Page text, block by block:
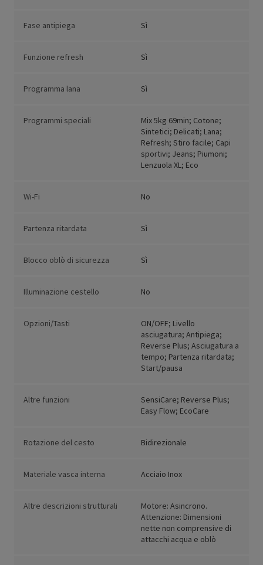
Fase antipiega Sì
Funzione refresh Sì
Programma lana Sì
Programmi speciali
Mix 5kg 69min; Cotone;
Sintetici; Delicati; Lana;
Refresh; Stiro facile; Capi
sportivi; Jeans; Piumoni;
Lenzuola XL; Eco
Wi-Fi No
Partenza ritardata Sì
Blocco oblò di sicurezza Sì
Illuminazione cestello No
Opzioni/Tasti
ON/OFF; Livello
asciugatura; Antipiega;
Reverse Plus; Asciugatura a
tempo; Partenza ritardata;
Start/pausa
Altre funzioni
SensiCare; Reverse Plus;
Easy Flow; EcoCare
Rotazione del cesto Bidirezionale
Materiale vasca interna Acciaio Inox
Altre descrizioni strutturali
Motore: Asincrono.
Attenzione: Dimensioni
nette non comprensive di
attacchi acqua e oblò